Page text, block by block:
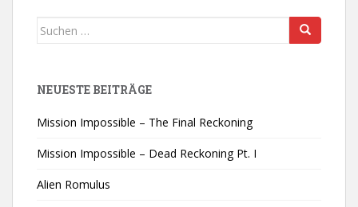
Suchen
NEUESTE BEITRÄGE
Mission Impossible – The Final Reckoning
Mission Impossible – Dead Reckoning Pt. I
Alien Romulus